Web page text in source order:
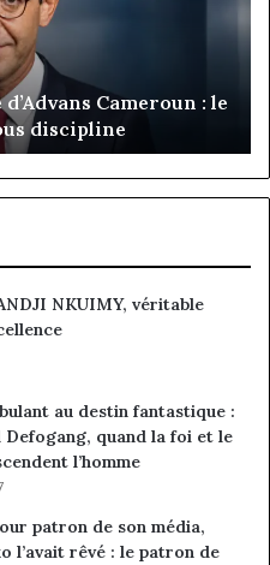
Cameroun : le
discipline
à
la
NKUIMY, véritable
au destin fantastique :
Defogang, quand la foi et le
l’homme
patron de son média,
l’avait rêvé : le patron de